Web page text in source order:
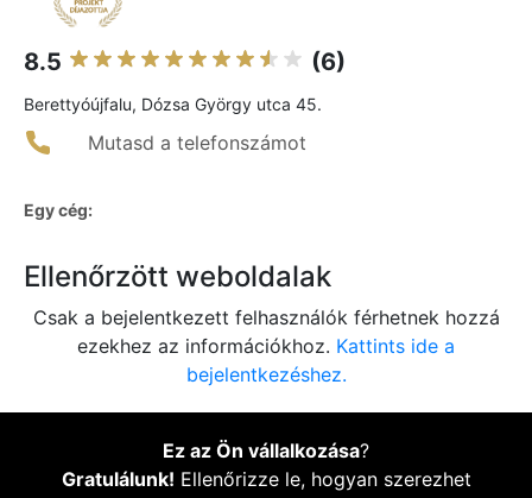
8.5 (6)
Berettyóújfalu, Dózsa György utca 45.
Mutasd a telefonszámot
Egy cég:
Ellenőrzött weboldalak
Csak a bejelentkezett felhasználók férhetnek hozzá
ezekhez az információkhoz. Kattints ide a
bejelentkezéshez.
Ez az Ön vállalkozása?
Gratulálunk! Ellenőrizze le, hogyan szerezhet